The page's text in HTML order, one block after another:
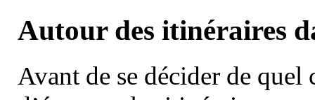
Autour des itinéraires
Avant de se décider de